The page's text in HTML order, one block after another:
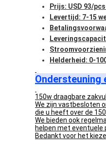
Prijs: USD 93/
Levertijd: 7-15
Helderheid: 0-
Ondersteuning
150w draagbare
We zijn vastbesloten
die u heeft over de
We bieden ook
helpen met eventuele
Bedankt voor het